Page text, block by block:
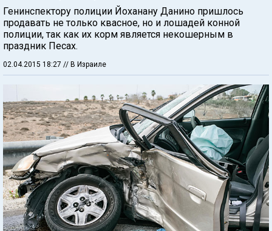
Генинспектору полиции Йоханану Данино пришлось
продавать не только квасное, но и лошадей конной
полиции, так как их корм является некошерным в
праздник Песах.
02.04.2015 18:27 // В Израиле